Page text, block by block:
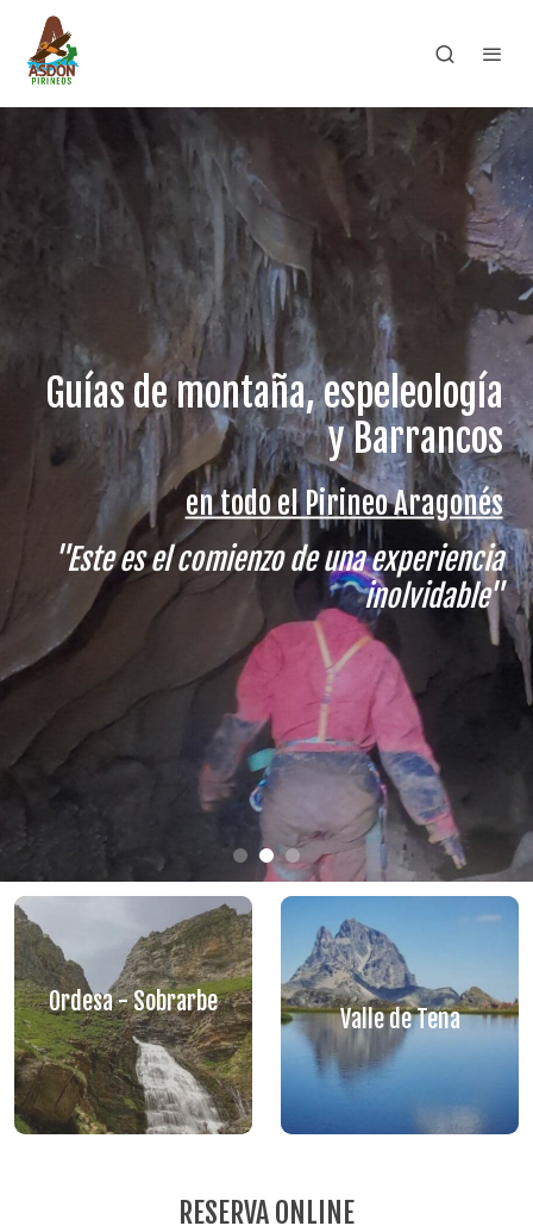
Guías de montaña, espeleología
y Barrancos
en todo el Pirineo Aragonés
"Este es el comienzo de una experiencia
inolvidable"
Ordesa - Sobrarbe
Valle de Tena
RESERVA ONLINE